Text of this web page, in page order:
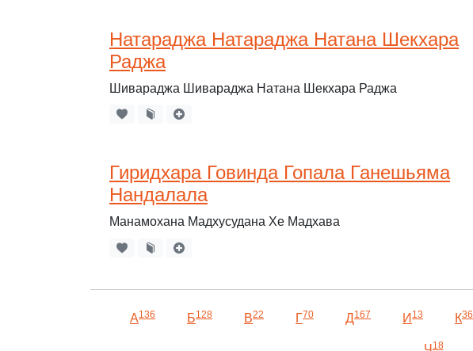
Натараджа Натараджа Натана Шекхара
Раджа
Шивараджа Шивараджа Натана Шекхара Раджа
Гиридхара Говинда Гопала Ганешьяма
Нандалала
Манамохана Мадхусудана Хе Мадхава
А136 Б128 В22 Г70 Д167 И 13 К36
18